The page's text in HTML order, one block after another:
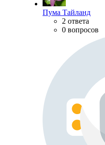
Пума Тайланд
2 ответа
0 вопросов